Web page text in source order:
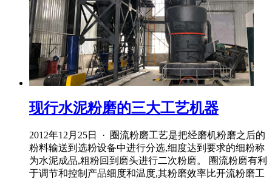
现行水泥粉磨的三大工艺机器
2012年12月25日 · 圈流粉磨工艺是把经磨机粉磨之后的
粉料输送到选粉设备中进行分选,细度达到要求的细粉称
为水泥成品,粗粉回到磨头进行二次粉磨。 圈流粉磨有利
于调节和控制产品细度和温度,其粉磨效率比开流粉磨工